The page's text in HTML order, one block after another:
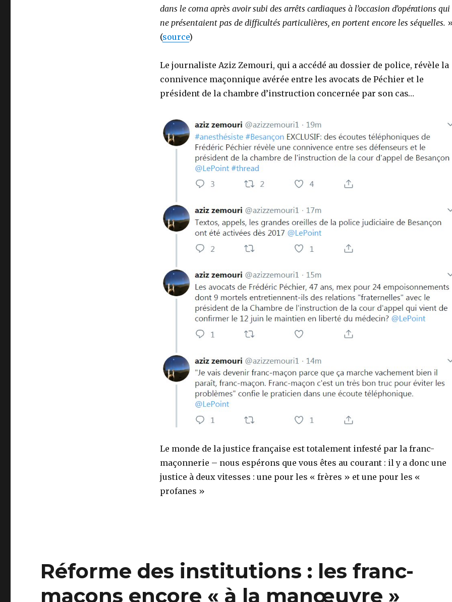
dans le coma après avoir subi des arrêts cardiaques à l’occasion d’opérations qui
ne présentaient pas de difficultés particulières, en portent encore les séquelles.
(source)
Le journaliste Aziz Zemouri, qui a accédé au dossier de police, révèle la
connivence maçonnique avérée entre les avocats de Péchier et le
président de la chambre d’instruction concernée par son cas…
Le monde de la justice française est totalement infesté par la franc-
maçonnerie – nous espérons que vous êtes au courant : il y a donc une
justice à deux vitesses : une pour les « frères » et une pour les «
profanes »
Réforme des institutions : les franc-
maçons encore « à la manœuvre »